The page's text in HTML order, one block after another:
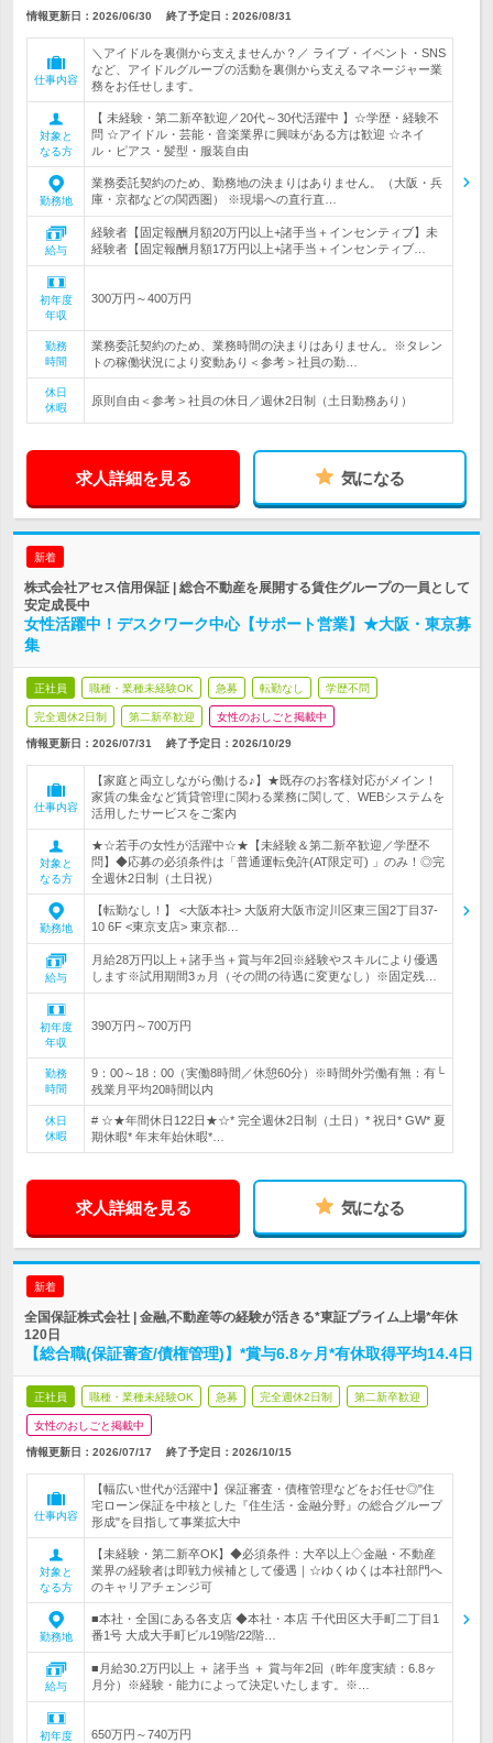
情報更新日：2026/06/30 終了予定日： 2026/08/31
仕事内容
＼アイドルを裏側から支えませんか？／ ライブ・イベント・SNS
など、アイドルグループの活動を裏側から支えるマネージャー業
務をお任せします。
対象と
なる方
【 未経験・第二新卒歓迎／20代～30代活躍中 】☆学歴・経験不
問 ☆アイドル・芸能・音楽業界に興味がある方は歓迎 ☆ネイ
ル・ピアス・髪型・服装自由
勤務地
業務委託契約のため、勤務地の決まりはありません。（大阪・兵
庫・京都などの関西圏） ※現場への直行直…
給与
経験者【固定報酬月額20万円以上+諸手当＋インセンティブ】未
経験者【固定報酬月額17万円以上+諸手当＋インセンティブ…
初年度
年収
300万円～400万円
勤務
時間
業務委託契約のため、業務時間の決まりはありません。※タレン
トの稼働状況により変動あり＜参考＞社員の勤…
休日
休暇
原則自由＜参考＞社員の休日／週休2日制（土日勤務あり）
求人詳細を見る 気になる
新着
株式会社アセス信用保証 | 総合不動産を展開する賃住グループの一員として
安定成長中
女性活躍中！デスクワーク中心【サポート営業】★大阪・東京募
集
正社員 職種・業種未経験OK 急募 転勤なし 学歴不問
完全週休2日制 第二新卒歓迎 女性のおしごと掲載中
情報更新日：2026/07/31 終了予定日： 2026/10/29
仕事内容
【家庭と両立しながら働ける♪】★既存のお客様対応がメイン！
家賃の集金など賃貸管理に関わる業務に関して、WEBシステムを
活用したサービスをご案内
対象と
なる方
★☆若手の女性が活躍中☆★【未経験＆第二新卒歓迎／学歴不
問】◆応募の必須条件は「普通運転免許(AT限定可) 」のみ！◎完
全週休2日制（土日祝）
勤務地
【転勤なし！】 <大阪本社> 大阪府大阪市淀川区東三国2丁目37-
10 6F <東京支店> 東京都…
給与
月給28万円以上＋諸手当＋賞与年2回※経験やスキルにより優遇
します※試用期間3ヵ月（その間の待遇に変更なし）※固定残…
初年度
年収
390万円～700万円
勤務
時間
9：00～18：00（実働8時間／休憩60分）※時間外労働有無：有└
残業月平均20時間以内
休日
休暇
# ☆★年間休日122日★☆* 完全週休2日制（土日）* 祝日* GW* 夏
期休暇* 年末年始休暇*…
求人詳細を見る 気になる
新着
全国保証株式会社 | 金融,不動産等の経験が活きる*東証プライム上場*年休
120日
【総合職(保証審査/債権管理)】*賞与6.8ヶ月*有休取得平均14.4日
正社員 職種・業種未経験OK 急募 完全週休2日制 第二新卒歓迎
女性のおしごと掲載中
情報更新日：2026/07/17 終了予定日： 2026/10/15
仕事内容
【幅広い世代が活躍中】保証審査・債権管理などをお任せ◎"住
宅ローン保証を中核とした『住生活・金融分野』の総合グループ
形成"を目指して事業拡大中
対象と
なる方
【未経験・第二新卒OK】◆必須条件：大卒以上◇金融・不動産
業界の経験者は即戦力候補として優遇｜☆ゆくゆくは本社部門へ
のキャリアチェンジ可
勤務地
■本社・全国にある各支店 ◆本社・本店 千代田区大手町二丁目1
番1号 大成大手町ビル19階/22階…
給与
■月給30.2万円以上 ＋ 諸手当 ＋ 賞与年2回（昨年度実績：6.8ヶ
月分）※経験・能力によって決定いたします。※…
初年度
650万円～740万円